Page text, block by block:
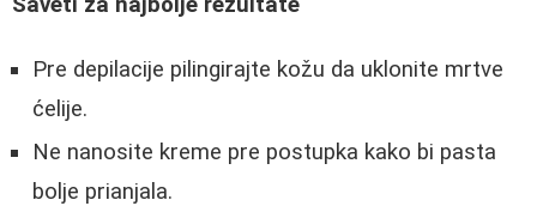
Pre depilacije pilingirajte kožu da uklonite mrtve
ćelije.
Ne nanosite kreme pre postupka kako bi pasta
bolje prianjala.